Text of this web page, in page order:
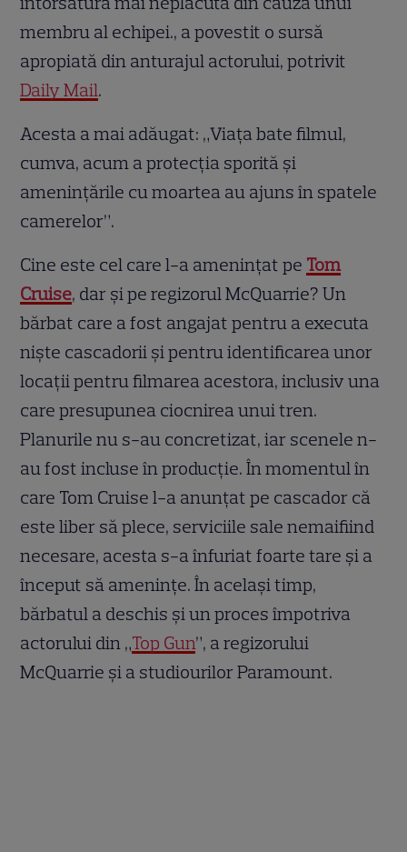
membru al echipei., a povestit o sursă
apropiată din anturajul actorului, potrivit
Daily Mail.
Acesta a mai adăugat: „Viața bate filmul,
cumva, acum a protecția sporită și
amenințările cu moartea au ajuns în spatele
camerelor”.
Cine este cel care l-a amenințat pe Tom
Cruise, dar și pe regizorul McQuarrie? Un
bărbat care a fost angajat pentru a executa
niște cascadorii și pentru identificarea unor
locații pentru filmarea acestora, inclusiv una
care presupunea ciocnirea unui tren.
Planurile nu s-au concretizat, iar scenele n-
au fost incluse în producție. În momentul în
care Tom Cruise l-a anunțat pe cascador că
este liber să plece, serviciile sale nemaifiind
necesare, acesta s-a înfuriat foarte tare și a
început să amenințe. În același timp,
bărbatul a deschis și un proces împotriva
actorului din „Top Gun”, a regizorului
McQuarrie și a studiourilor Paramount.